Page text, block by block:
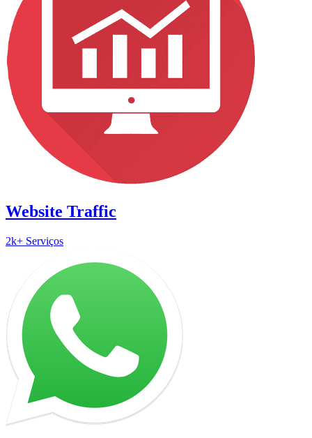
Website Traffic
2k+ Serviços